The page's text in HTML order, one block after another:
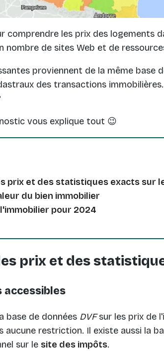
comprendre les prix des logements
nombre de sites Web et de
proviennent de la même base
des transactions
vous explique tout 😉
prix et des statistiques exacts sur
du bien immobilier
pour 2024
prix et des
accessibles
base de données DVFsur les prix de
aucune restriction. Il existe aussi la
sur le site des impôts.